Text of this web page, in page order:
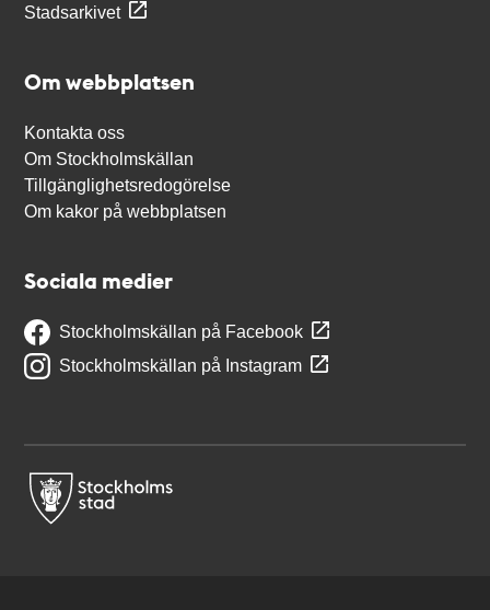
Stadsarkivet
Om webbplatsen
Kontakta oss
Om Stockholmskällan
Tillgänglighetsredogörelse
Om kakor på webbplatsen
Sociala medier
Stockholmskällan på Facebook
Stockholmskällan på Instagram